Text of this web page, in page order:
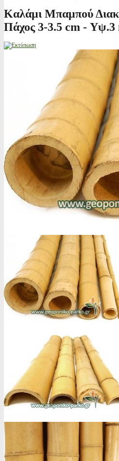
Καλάμι Μπαμπού
Πάχος 3-3.5 cm - Υψ.3